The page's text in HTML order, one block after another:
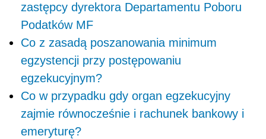
zastępcy dyrektora Departamentu Poboru
Podatków MF
Co z zasadą poszanowania minimum
egzystencji przy postępowaniu
egzekucyjnym?
Co w przypadku gdy organ egzekucyjny
zajmie równocześnie i rachunek bankowy i
emeryturę?